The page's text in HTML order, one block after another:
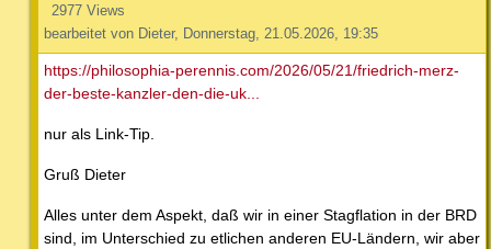
2977 Views
bearbeitet von Dieter, Donnerstag, 21.05.2026, 19:35
https://philosophia-perennis.com/2026/05/21/friedrich-merz-
der-beste-kanzler-den-die-uk...
nur als Link-Tip.
Gruß Dieter
Alles unter dem Aspekt, daß wir in einer Stagflation in der BRD
sind, im Unterschied zu etlichen anderen EU-Ländern, wir aber